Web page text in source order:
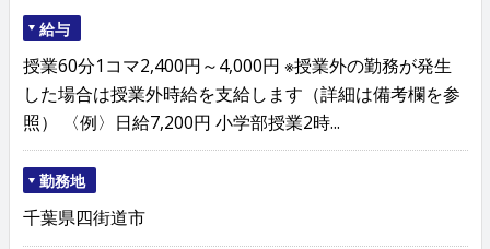
給与
授業60分1コマ2,400円～4,000円 ※授業外の勤務が発生
した場合は授業外時給を支給します（詳細は備考欄を参
照） 〈例〉日給7,200円 小学部授業2時...
勤務地
千葉県四街道市